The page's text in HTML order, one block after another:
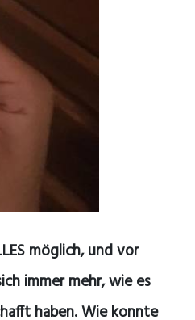
möglich, und vor
immer mehr, wie es
haben. Wie konnte